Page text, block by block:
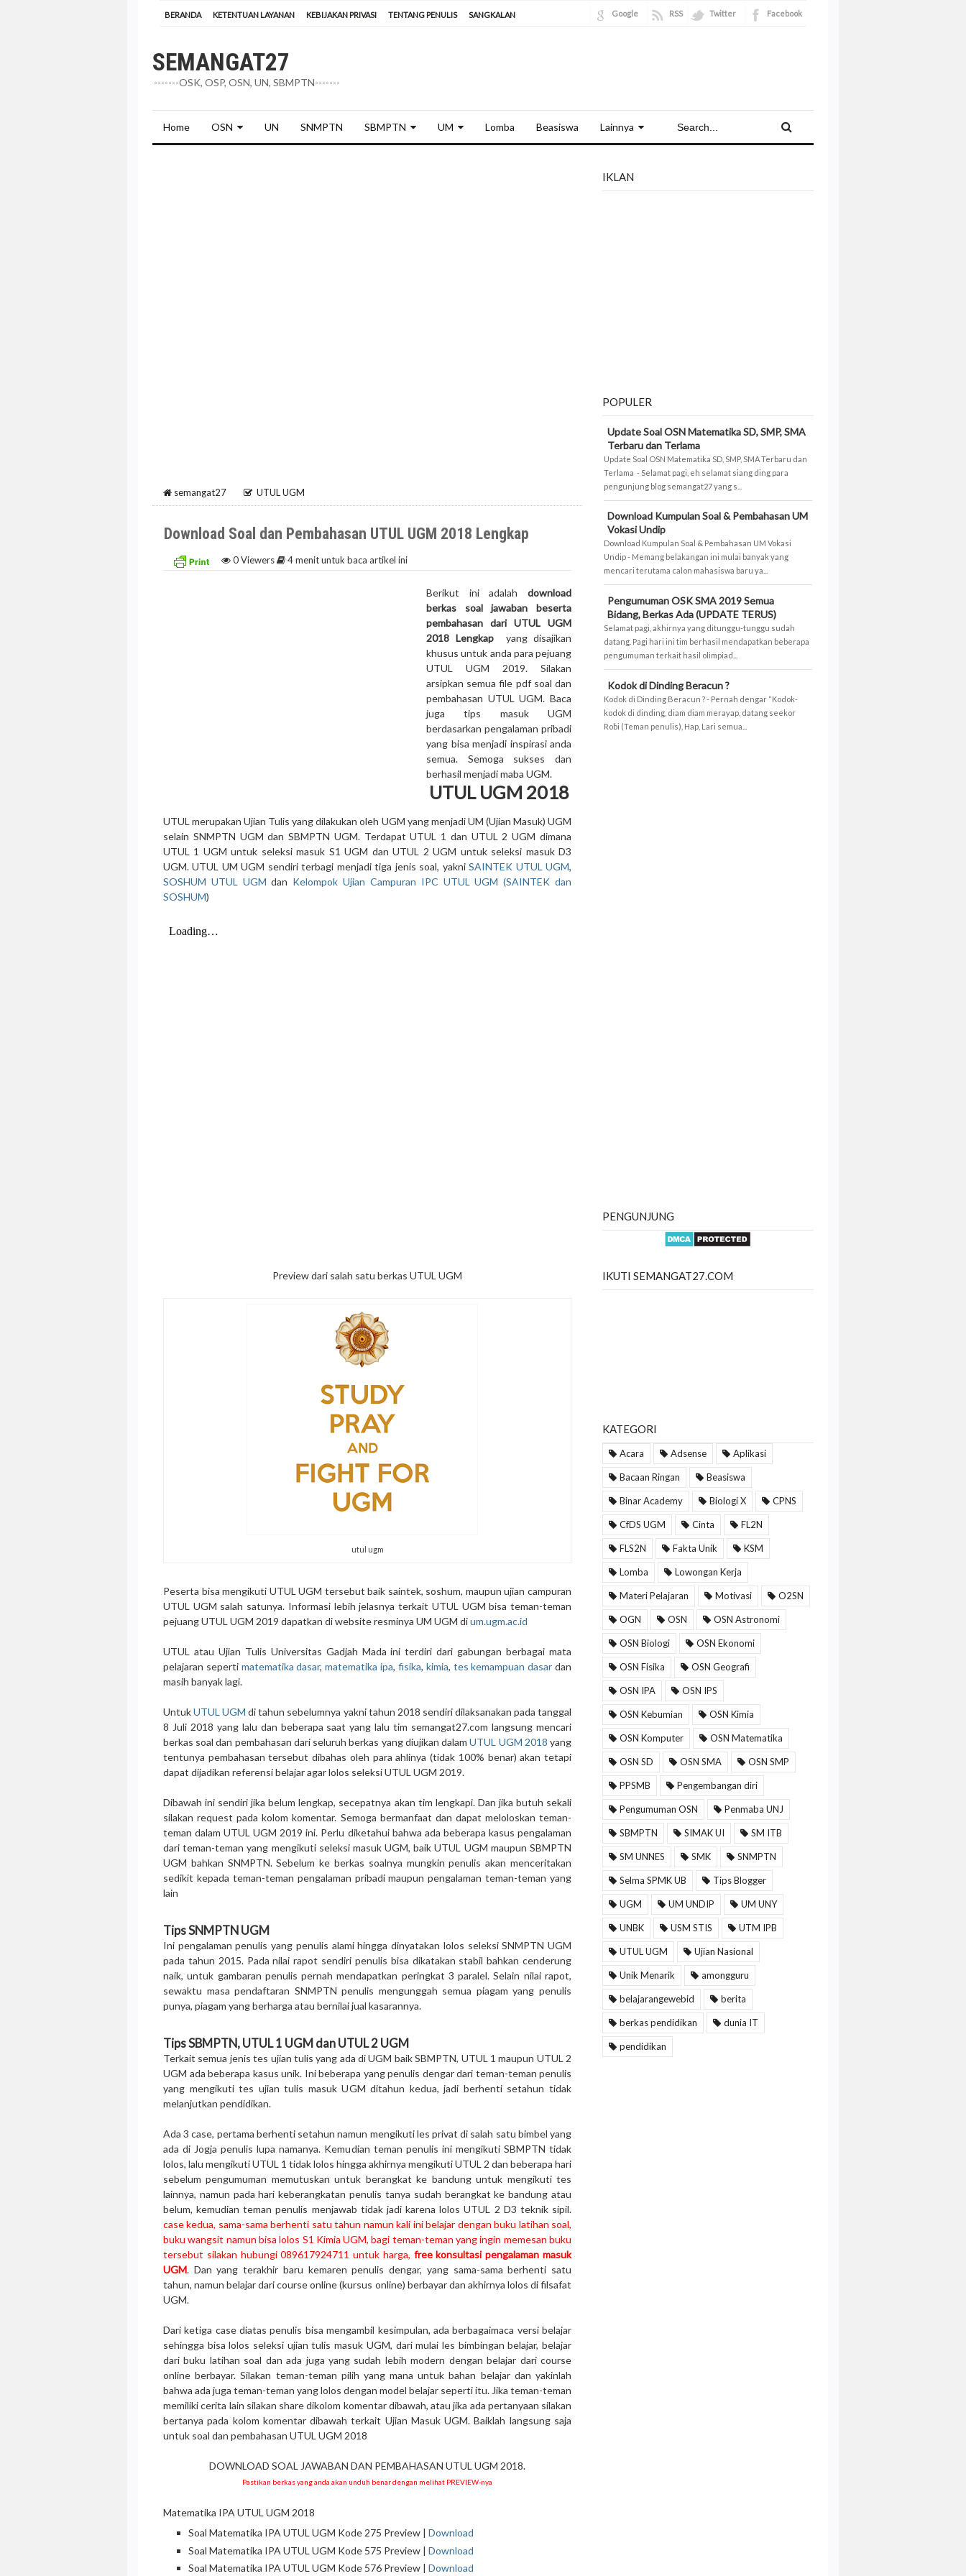
BERANDA KETENTUAN LAYANAN KEBIJAKAN PRIVASI TENTANG PENULIS SANGKALAN Facebook
Twitter
RSS
Google
SEMANGAT27
-------OSK, OSP, OSN, UN, SBMPTN-------
Home OSN UN SNMPTN SBMPTN UM Lomba Beasiswa Lainnya
semangat27 UTUL UGM
Download Soal dan Pembahasan UTUL UGM 2018 Lengkap
0Viewers 4 menit untuk baca artikel ini
Berikut ini adalah download
berkas soal jawaban beserta
pembahasan dari UTUL UGM
2018 Lengkap
yang disajikan
khusus untuk anda para pejuang
UTUL UGM 2019. Silakan
arsipkan semua file pdf soal dan
pembahasan UTUL UGM. Baca
juga tips masuk UGM
berdasarkan pengalaman pribadi
yang bisa menjadi inspirasi anda
semua. Semoga sukses dan
berhasil menjadi maba UGM.
UTUL UGM 2018
UTUL merupakan Ujian Tulis yang dilakukan oleh UGM yang menjadi UM (Ujian Masuk) UGM
selain SNMPTN UGM dan SBMPTN UGM. Terdapat UTUL 1 dan UTUL 2 UGM dimana
UTUL 1 UGM untuk seleksi masuk S1 UGM dan UTUL 2 UGM untuk seleksi masuk D3
UGM. UTUL UM UGM sendiri terbagi menjadi tiga jenis soal, yakniSAINTEK UTUL UGM,
SOSHUM UTUL UGM dan Kelompok Ujian Campuran IPC UTUL UGM (SAINTEK dan
SOSHUM)
Preview dari salah satu berkas UTUL UGM
utul ugm
Peserta bisa mengikuti UTUL UGM tersebut baik saintek, soshum, maupun ujian campuran
UTUL UGM salah satunya. Informasi lebih jelasnya terkait UTUL UGM bisa teman-teman
pejuang UTUL UGM 2019 dapatkan di website resminya UM UGM dium.ugm.ac.id
UTUL atau Ujian Tulis Universitas Gadjah Mada ini terdiri dari gabungan berbagai mata
pelajaran seperti matematika dasar,matematika ipa, fisika, kimia, tes kemampuan dasar dan
masih banyak lagi.
UntukUTUL UGM di tahun sebelumnya yakni tahun 2018 sendiri dilaksanakan pada tanggal
8 Juli 2018 yang lalu dan beberapa saat yang lalu tim semangat27.com langsung mencari
berkas soal dan pembahasan dari seluruh berkas yang diujikan dalamUTUL UGM 2018 yang
tentunya pembahasan tersebut dibahas oleh para ahlinya (tidak 100% benar) akan tetapi
dapat dijadikan referensi belajar agar lolos seleksi UTUL UGM 2019.
Dibawah ini sendiri jika belum lengkap, secepatnya akan tim lengkapi. Dan jika butuh sekali
silakan request pada kolom komentar. Semoga bermanfaat dan dapat meloloskan teman-
teman dalam UTUL UGM 2019 ini. Perlu diketahui bahwa ada beberapa kasus pengalaman
dari teman-teman yang mengikuti seleksi masuk UGM, baik UTUL UGM maupun SBMPTN
UGM bahkan SNMPTN. Sebelum ke berkas soalnya mungkin penulis akan menceritakan
sedikit kepada teman-teman pengalaman pribadi maupun pengalaman teman-teman yang
lain
Tips SNMPTN UGM
Ini pengalaman penulis yang penulis alami hingga dinyatakan lolos seleksi SNMPTN UGM
pada tahun 2015. Pada nilai rapot sendiri penulis bisa dikatakan stabil bahkan cenderung
naik, untuk gambaran penulis pernah mendapatkan peringkat 3 paralel. Selain nilai rapot,
sewaktu masa pendaftaran SNMPTN penulis mengunggah semua piagam yang penulis
punya, piagam yang berharga atau bernilai jual kasarannya.
Tips SBMPTN, UTUL 1 UGM dan UTUL 2 UGM
Terkait semua jenis tes ujian tulis yang ada di UGM baik SBMPTN, UTUL 1 maupun UTUL 2
UGM ada beberapa kasus unik. Ini beberapa yang penulis dengar dari teman-teman penulis
yang mengikuti tes ujian tulis masuk UGM ditahun kedua, jadi berhenti setahun tidak
melanjutkan pendidikan.
Ada 3 case, pertama berhenti setahun namun mengikuti les privat di salah satu bimbel yang
ada di Jogja penulis lupa namanya. Kemudian teman penulis ini mengikuti SBMPTN tidak
lolos, lalu mengikuti UTUL 1 tidak lolos hingga akhirnya mengikuti UTUL 2 dan beberapa hari
sebelum pengumuman memutuskan untuk berangkat ke bandung untuk mengikuti tes
lainnya, namun pada hari keberangkatan penulis tanya sudah berangkat ke bandung atau
belum, kemudian teman penulis menjawab tidak jadi karena lolos UTUL 2 D3 teknik sipil.
case kedua, sama-sama berhenti satu tahun namun kali ini belajar dengan buku latihan soal,
buku wangsit namun bisa lolos S1 Kimia UGM, bagi teman-teman yang ingin memesan buku
tersebut silakan hubungi 089617924711 untuk harga, free konsultasi pengalaman masuk
UGM. Dan yang terakhir baru kemaren penulis dengar, yang sama-sama berhenti satu
tahun, namun belajar dari course online (kursus online) berbayar dan akhirnya lolos di filsafat
UGM.
Dari ketiga case diatas penulis bisa mengambil kesimpulan, ada berbagaimaca versi belajar
sehingga bisa lolos seleksi ujian tulis masuk UGM, dari mulai les bimbingan belajar, belajar
dari buku latihan soal dan ada juga yang sudah lebih modern dengan belajar dari course
online berbayar. Silakan teman-teman pilih yang mana untuk bahan belajar dan yakinlah
bahwa ada juga teman-teman yang lolos dengan model belajar seperti itu. Jika teman-teman
memiliki cerita lain silakan share dikolom komentar dibawah, atau jika ada pertanyaan silakan
bertanya pada kolom komentar dibawah terkait Ujian Masuk UGM. Baiklah langsung saja
untuk soal dan pembahasan UTUL UGM 2018
DOWNLOAD SOAL JAWABAN DAN PEMBAHASAN UTUL UGM 2018.
Pastikan berkas yang anda akan unduh benar dengan melihat PREVIEW-nya
Matematika IPA UTUL UGM 2018
Soal Matematika IPA UTUL UGM Kode 275 Preview | Download
Soal Matematika IPA UTUL UGM Kode 575 Preview | Download
Soal Matematika IPA UTUL UGM Kode 576 Preview | Download
IKLAN
POPULER
Update Soal OSN Matematika SD, SMP, SMA
Terbaru dan Terlama
Update Soal OSN Matematika SD, SMP, SMA Terbaru dan
Terlama - Selamat pagi, eh selamat siang ding para
pengunjung blog semangat27 yang s...
Download Kumpulan Soal & Pembahasan UM
Vokasi Undip
Download Kumpulan Soal & Pembahasan UM Vokasi
Undip - Memang belakangan ini mulai banyak yang
mencari terutama calon mahasiswa baru ya...
Pengumuman OSK SMA 2019 Semua
Bidang, Berkas Ada (UPDATE TERUS)
Selamat pagi, akhirnya yang ditunggu-tunggu sudah
datang. Pagi hari ini tim berhasil mendapatkan beberapa
pengumuman terkait hasil olimpiad...
Kodok di Dinding Beracun ?
Kodok di Dinding Beracun ? - Pernah dengar “Kodok-
kodok di dinding, diam diam merayap, datang seekor
Robi (Teman penulis), Hap, Lari semua...
PENGUNJUNG
IKUTI SEMANGAT27.COM
KATEGORI
Acara Adsense Aplikasi
Bacaan Ringan Beasiswa
Binar Academy Biologi X CPNS
CfDS UGM Cinta FL2N
FLS2N Fakta Unik KSM
Lomba Lowongan Kerja
Materi Pelajaran Motivasi O2SN
OGN OSN OSN Astronomi
OSN Biologi OSN Ekonomi
OSN Fisika OSN Geografi
OSN IPA OSN IPS
OSN Kebumian OSN Kimia
OSN Komputer OSN Matematika
OSN SD OSN SMA OSN SMP
PPSMB Pengembangan diri
Pengumuman OSN Penmaba UNJ
SBMPTN SIMAK UI SM ITB
SM UNNES SMK SNMPTN
Selma SPMK UB Tips Blogger
UGM UM UNDIP UM UNY
UNBK USM STIS UTM IPB
UTUL UGM Ujian Nasional
Unik Menarik amongguru
belajarangewebid berita
berkas pendidikan dunia IT
pendidikan